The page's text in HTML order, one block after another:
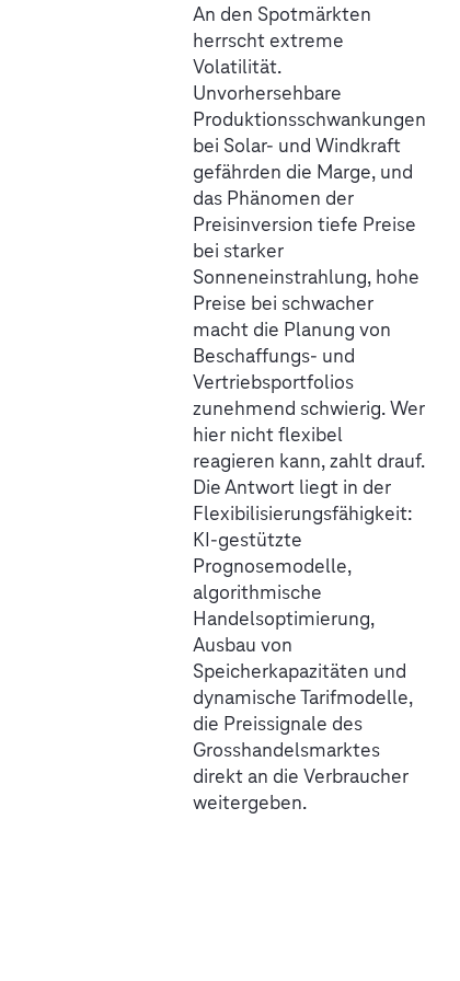
An den Spotmärkten
herrscht extreme
Volatilität.
Unvorhersehbare
Produktionsschwankungen
bei Solar- und Windkraft
gefährden die Marge, und
das Phänomen der
Preisinversion tiefe Preise
bei starker
Sonneneinstrahlung, hohe
Preise bei schwacher
macht die Planung von
Beschaffungs- und
Vertriebsportfolios
zunehmend schwierig. Wer
hier nicht flexibel
reagieren kann, zahlt drauf.
Die Antwort liegt in der
Flexibilisierungsfähigkeit:
KI-gestützte
Prognosemodelle,
algorithmische
Handelsoptimierung,
Ausbau von
Speicherkapazitäten und
dynamische Tarifmodelle,
die Preissignale des
Grosshandelsmarktes
direkt an die Verbraucher
weitergeben.